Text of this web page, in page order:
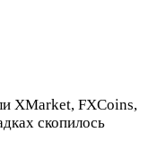
XMarket, FXCoins,
скопилось